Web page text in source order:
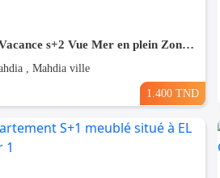
Pour Vacance s+2 Vue Mer en plein Zone Touristique Mahdia
, Mahdia ville
1.400 TND